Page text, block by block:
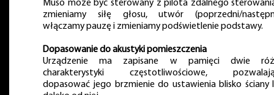
Muso może być sterowany z pilota zdalnego
zmieniamy siłę głosu, utwór (poprzedni/
włączamy pauzę i zmieniamy podświetlenie podstawy.
Dopasowanie do akustyki pomieszczenia
Urządzenie ma zapisane w pamięci dwie
charakterystyki częstotliwościowe,
dopasować jego brzmienie do ustawienia blisko ściany